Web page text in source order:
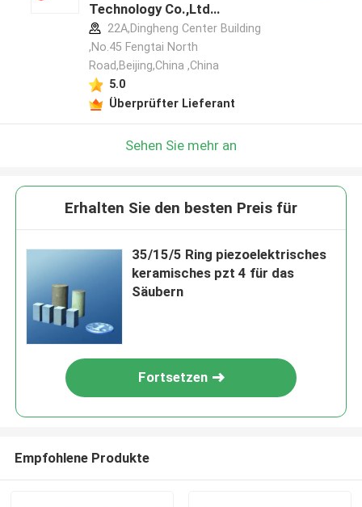
Technology Co.,Ltd
Herstellerprofil
22A,Dingheng Center Building
,No.45 Fengtai North
Road,Beijing,China ,China
5.0
Überprüfter Lieferant
Sehen Sie mehr an
Erhalten Sie den besten Preis für
35/15/5 Ring piezoelektrisches
keramisches pzt 4 für das
Säubern
Fortsetzen
Empfohlene Produkte